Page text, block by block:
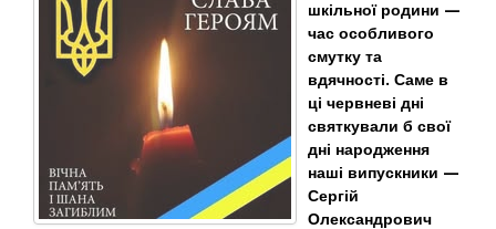
шкільної родини —
час особливого
смутку та
вдячності. Саме в
ці червневі дні
святкували б свої
дні народження
наші випускники —
Сергій
Олександрович